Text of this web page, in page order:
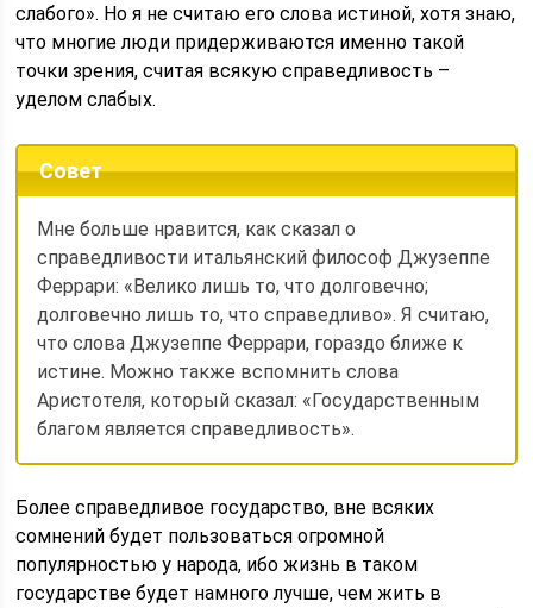
слабого». Но я не считаю его слова истиной, хотя знаю,
что многие люди придерживаются именно такой
точки зрения, считая всякую справедливость –
уделом слабых.
Совет
Мне больше нравится, как сказал о
справедливости итальянский философ Джузеппе
Феррари: «Велико лишь то, что долговечно;
долговечно лишь то, что справедливо». Я считаю,
что слова Джузеппе Феррари, гораздо ближе к
истине. Можно также вспомнить слова
Аристотеля, который сказал: «Государственным
благом является справедливость».
Более справедливое государство, вне всяких
сомнений будет пользоваться огромной
популярностью у народа, ибо жизнь в таком
государстве будет намного лучше, чем жить в